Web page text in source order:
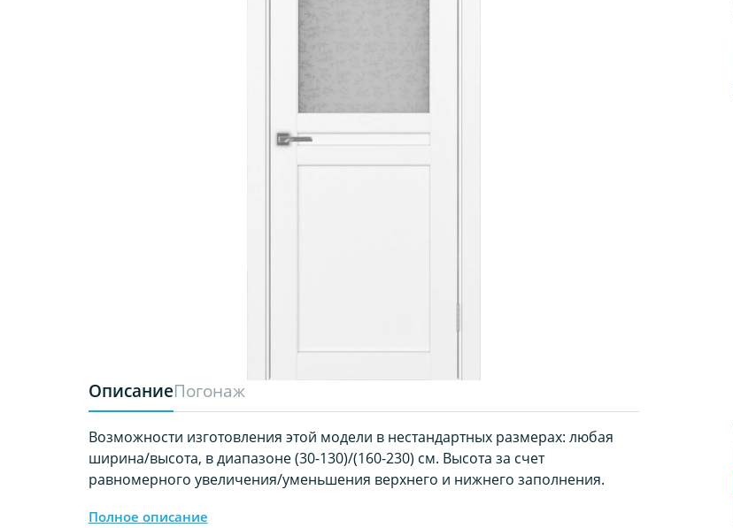
ОписаниеПогонаж
Возможности изготовления этой модели в нестандартных размерах: любая
ширина/высота, в диапазоне (30-130)/(160-230) см. Высота за счет
равномерного увеличения/уменьшения верхнего и нижнего заполнения.
Полное описание